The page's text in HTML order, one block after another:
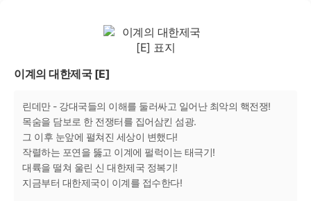
이계의 대한제국 [E]
린데만 - 강대국들의 이해를 둘러싸고 일어난 최악의 핵전쟁!
목숨을 담보로 한 전쟁터를 집어삼킨 섬광.
그 이후 눈앞에 펼쳐진 세상이 변했다!
작렬하는 포연을 뚫고 이계에 펄럭이는 태극기!
대륙을 떨쳐 울린 신 대한제국 정복기!
지금부터 대한제국이 이계를 접수한다!